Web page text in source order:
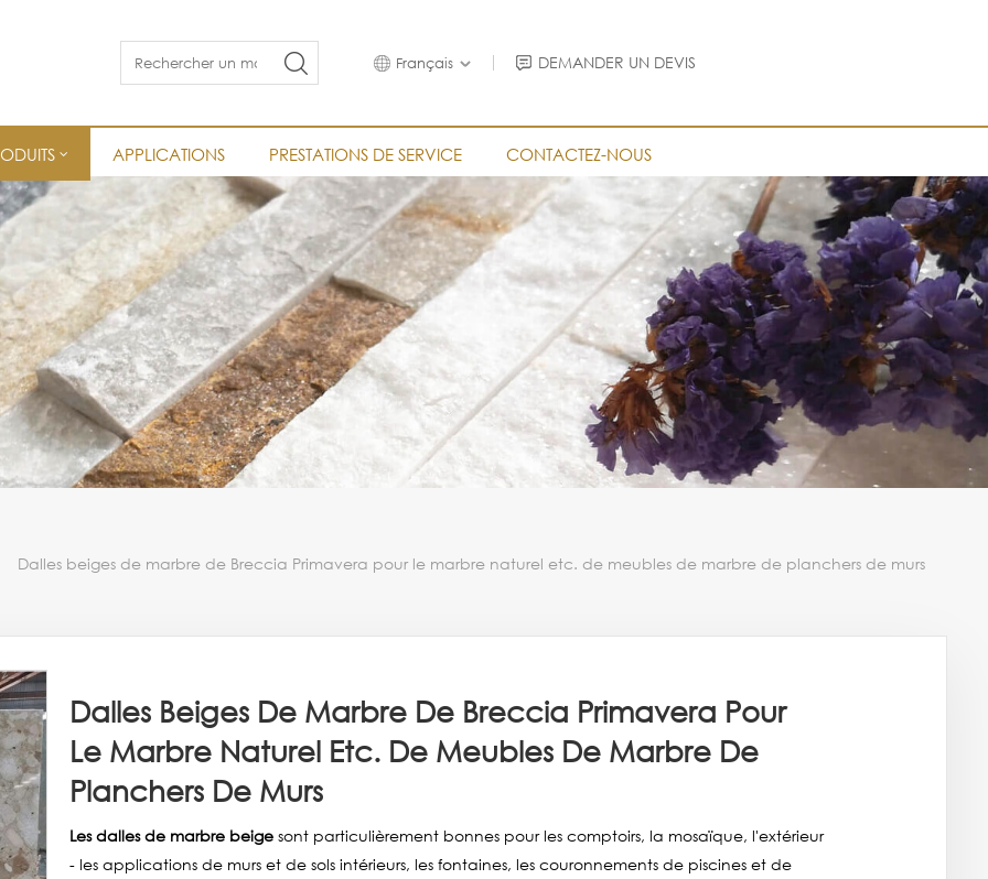
Français DEMANDER UN DEVIS
APPLICATIONS PRESTATIONS DE SERVICE CONTACTEZ-NOUS
Dalles beiges de marbre de Breccia Primavera pour le marbre naturel etc. de meubles de marbre de planchers de murs
Dalles Beiges De Marbre De Breccia Primavera Pour
Le Marbre Naturel Etc. De Meubles De Marbre De
Planchers De Murs
Les dalles de marbre beigesont particulièrement bonnes pour les comptoirs, la mosaïque, l'extérieur
- les applications de murs et de sols intérieurs, les fontaines, les couronnements de piscines et de